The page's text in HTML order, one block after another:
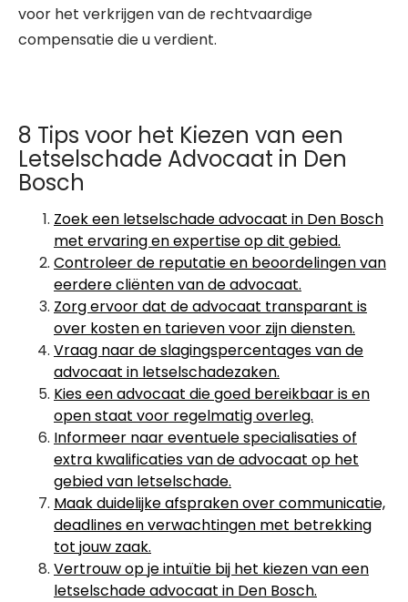
voor het verkrijgen van de rechtvaardige
compensatie die u verdient.
8 Tips voor het Kiezen van een
Letselschade Advocaat in Den
Bosch
Zoek een letselschade advocaat in Den Bosch
met ervaring en expertise op dit gebied.
Controleer de reputatie en beoordelingen van
eerdere cliënten van de advocaat.
Zorg ervoor dat de advocaat transparant is
over kosten en tarieven voor zijn diensten.
Vraag naar de slagingspercentages van de
advocaat in letselschadezaken.
Kies een advocaat die goed bereikbaar is en
open staat voor regelmatig overleg.
Informeer naar eventuele specialisaties of
extra kwalificaties van de advocaat op het
gebied van letselschade.
Maak duidelijke afspraken over communicatie,
deadlines en verwachtingen met betrekking
tot jouw zaak.
Vertrouw op je intuïtie bij het kiezen van een
letselschade advocaat in Den Bosch.